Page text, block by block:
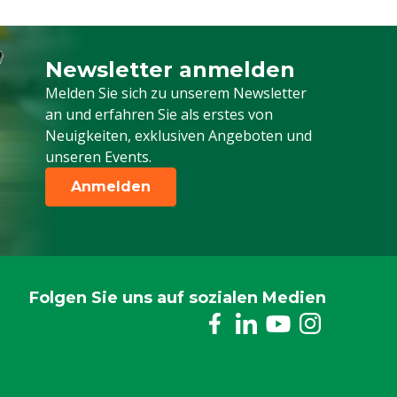
Newsletter anmelden
Melden Sie sich zu unserem Newsletter
an und erfahren Sie als erstes von
Neuigkeiten, exklusiven Angeboten und
unseren Events.
Melden Sie sich für unseren Newsletter
Anmelden
Folgen Sie uns auf sozialen Medien